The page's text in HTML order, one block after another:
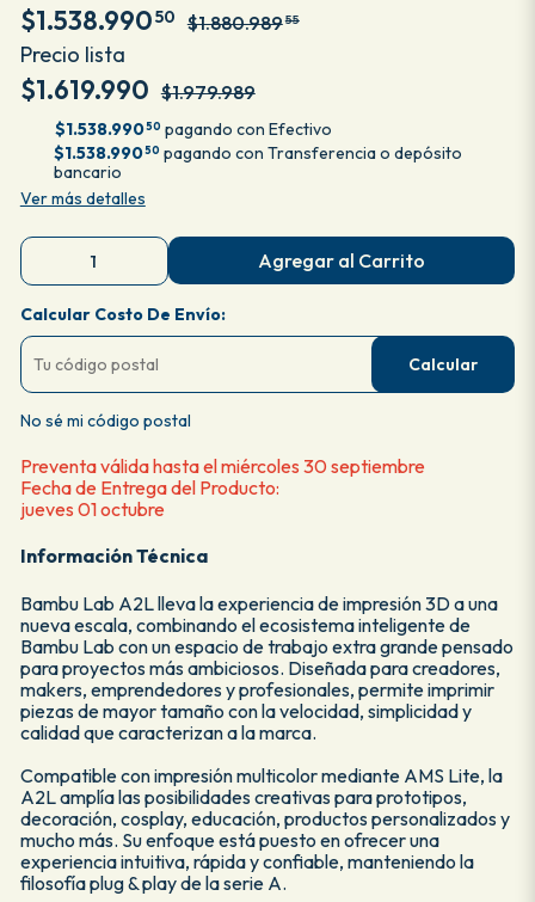
$1.538.99050 $1.880.98955
Precio lista
$1.619.990 $1.979.989
$1.538.99050 pagando con Efectivo
$1.538.99050 pagando con Transferencia o depósito
bancario
Ver más detalles
Agregar al Carrito
Calcular Costo De Envío:
Calcular
No sé mi código postal
Preventa válida hasta el miércoles 30 septiembre
Fecha de Entrega del Producto:
jueves 01 octubre
Información Técnica
Bambu Lab A2L lleva la experiencia de impresión 3D a una
nueva escala, combinando el ecosistema inteligente de
Bambu Lab con un espacio de trabajo extra grande pensado
para proyectos más ambiciosos. Diseñada para creadores,
makers, emprendedores y profesionales, permite imprimir
piezas de mayor tamaño con la velocidad, simplicidad y
calidad que caracterizan a la marca.
Compatible con impresión multicolor mediante AMS Lite, la
A2L amplía las posibilidades creativas para prototipos,
decoración, cosplay, educación, productos personalizados y
mucho más. Su enfoque está puesto en ofrecer una
experiencia intuitiva, rápida y confiable, manteniendo la
filosofía plug & play de la serie A.